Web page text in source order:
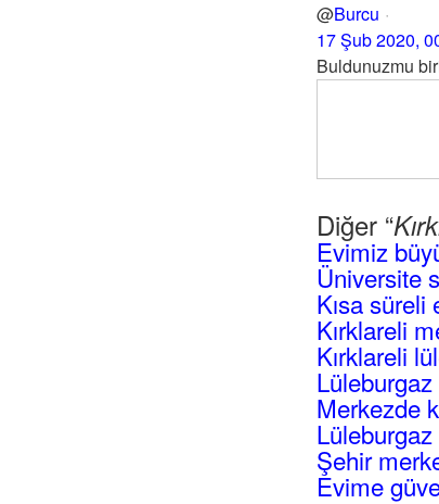
@Burcu
17 Şub 2020,
Buldunuzmu
Diğer “
Evimiz
Üniversite
Kısa süreli
Kırklareli
Kırklareli
Lüleburgaz
Merkezde
Lüleburgaz
Şehir
Evime